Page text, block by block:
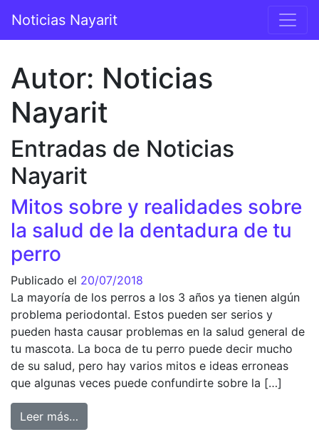
Navegación principal
Noticias Nayarit
Autor: Noticias
Nayarit
Entradas de Noticias
Nayarit
Mitos sobre y realidades sobre
la salud de la dentadura de tu
perro
Publicado el 20/07/2018
La mayoría de los perros a los 3 años ya tienen algún
problema periodontal. Estos pueden ser serios y
pueden hasta causar problemas en la salud general de
tu mascota. La boca de tu perro puede decir mucho
de su salud, pero hay varios mitos e ideas erroneas
que algunas veces puede confundirte sobre la […]
Leer más…